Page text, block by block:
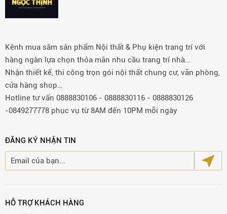
Kênh mua sắm sản phẩm Nội thất & Phụ kiện trang trí với
hàng ngàn lựa chọn thỏa mãn nhu cầu trang trí nhà...
Nhận thiết kế, thi công trọn gói nội thất chung cư, văn phòng,
cửa hàng shop…
Hotline tư vấn 0888830106 - 0888830116 - 0888830126
-0849277778 phục vụ từ 8AM đến 10PM mỗi ngày
ĐĂNG KÝ NHẬN TIN
HỖ TRỢ KHÁCH HÀNG